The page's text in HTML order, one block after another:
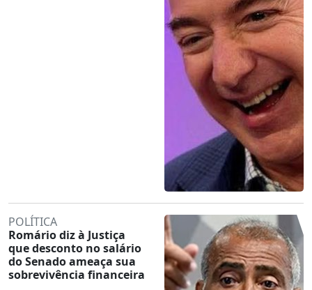
POLÍTICA
Romário diz à Justiça
que desconto no salário
do Senado ameaça sua
sobrevivência financeira